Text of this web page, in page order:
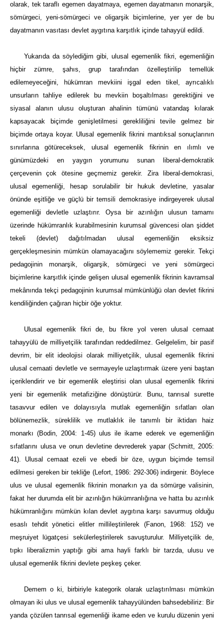
olarak, tek taraflı egemen dayatmaya, egemen dayatmanın monarşik,
sömürgeci, yeni-sömürgeci ve oligarşik biçimlerine, yer yer de bu
dayatmanın vasıtası devlet aygıtına karşıtlık içinde tahayyül edildi.
Yukarıda da söylediğim gibi, ulusal egemenlik fikri, egemenliğin
hiçbir zümre, şahıs, grup tarafından özelleştirilip temellük
edilemeyeceğini, hükümran mevkiini işgal eden tikel, ayrıcalıklı
unsurların tahliye edilerek bu mevkiin boşaltılması gerektiğini ve
siyasal alanın ulusu oluşturan ahalinin tümünü vatandaş kılarak
kapsayacak biçimde genişletilmesi gerekliliğini tevile gelmez bir
biçimde ortaya koyar. Ulusal egemenlik fikrini mantıksal sonuçlarının
sınırlarına götüreceksek, ulusal egemenlik fikrinin en ılımlı ve
günümüzdeki en yaygın yorumunu sunan liberal-demokratik
çerçevenin çok ötesine geçmemiz gerekir. Zira liberal-demokrasi,
ulusal egemenliği, hesap sorulabilir bir hukuk devletine, yasalar
önünde eşitliğe ve güçlü bir temsili demokrasiye indirgeyerek ulusal
egemenliği devletle uzlaştırır. Oysa bir azınlığın ulusun tamamı
üzerinde hükümranlık kurabilmesinin kurumsal güvencesi olan şiddet
tekeli (devlet) dağıtılmadan ulusal egemenliğin eksiksiz
gerçekleşmesinin mümkün olamayacağını söylememiz gerekir. Tekçi
pedagojinin monarşik, oligarşik, sömürgeci ve yeni sömürgeci
biçimlerine karşıtlık içinde gelişen ulusal egemenlik fikrinin kavramsal
mekânında tekçi pedagojinin kurumsal mümkünlüğü olan devlet fikrini
kendiliğinden çağıran hiçbir öğe yoktur.
Ulusal egemenlik fikri de, bu fikre yol veren ulusal cemaat
tahayyülü de milliyetçilik tarafından reddedilmez. Gelgelelim, bir pasif
devrim, bir elit ideolojisi olarak milliyetçilik, ulusal egemenlik fikrini
ulusal cemaati devletle ve sermayeyle uzlaştırmak üzere yeni baştan
içeriklendirir ve bir egemenlik eleştirisi olan ulusal egemenlik fikrini
yeni bir egemenlik metafiziğine dönüştürür. Bunu, tanrısal surette
tasavvur edilen ve dolayısıyla mutlak egemenliğin sıfatları olan
bölünemezlik, süreklilik ve mutlaklık ile tanımlı bir iktidarı haiz
monarkı (Bodin, 2004: 1-45) ulus ile ikame ederek ve egemenliğin
sıfatlarını ulusa ve onun devletine devrederek yapar (Schmitt, 2005:
41). Ulusal cemaat ezeli ve ebedi bir öze, uygun biçimde temsil
edilmesi gereken bir tekliğe (Lefort, 1986: 292-306) indirgenir. Böylece
ulus ve ulusal egemenlik fikrinin monarkın ya da sömürge valisinin,
fakat her durumda elit bir azınlığın hükümranlığına ve hatta bu azınlık
hükümranlığını mümkün kılan devlet aygıtına karşı savurmuş olduğu
esaslı tehdit yönetici elitler millileştirilerek (Fanon, 1968: 152) ve
meşruiyet lügatçesi sekülerleştirilerek savuşturulur. Milliyetçilik de,
tıpkı liberalizmin yaptığı gibi ama hayli farklı bir tarzda, ulusu ve
ulusal egemenlik fikrini devlete peşkeş çeker.
Demem o ki, birbiriyle kategorik olarak uzlaştırılması mümkün
olmayan iki ulus ve ulusal egemenlik tahayyülünden bahsedebiliriz: Bir
yanda çözülen tanrısal egemenliği ikame eden ve kurulu düzenin yeni